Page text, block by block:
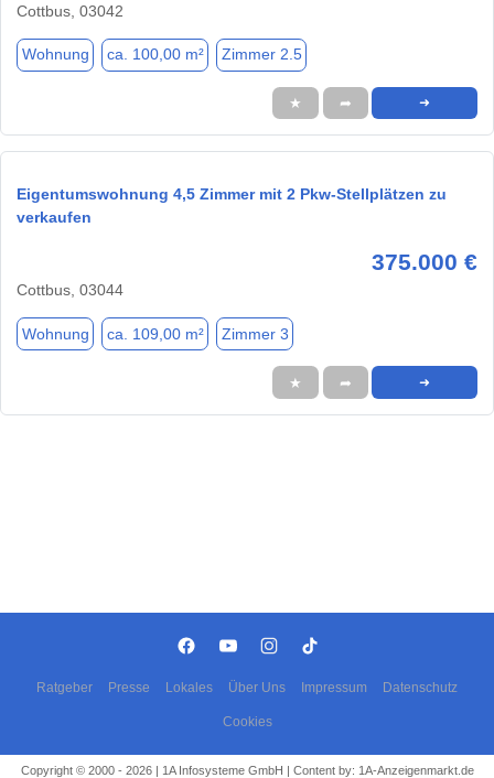
Cottbus, 03042
Wohnung ca. 100,00 m² Zimmer 2.5
★ ➦ ➜
Eigentumswohnung 4,5 Zimmer mit 2 Pkw-Stellplätzen zu
verkaufen
375.000 €
Cottbus, 03044
Wohnung ca. 109,00 m² Zimmer 3
★ ➦ ➜
Ratgeber Presse Lokales Über Uns Impressum Datenschutz
Cookies
Copyright © 2000 - 2026 | 1A Infosysteme GmbH | Content by: 1A-Anzeigenmarkt.de